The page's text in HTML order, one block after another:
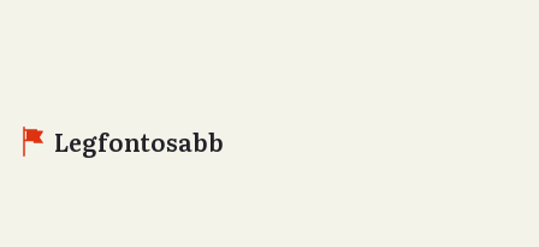
Legfontosabb